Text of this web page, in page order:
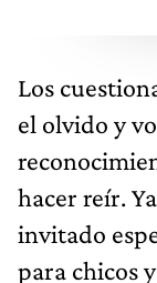
Los
el olvido y
hacer reír.
invitado
para chicos